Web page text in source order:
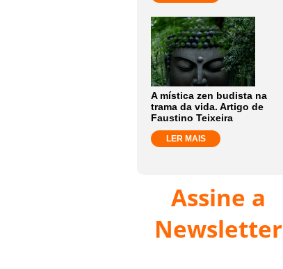
A mística zen budista na
trama da vida. Artigo de
Faustino Teixeira
LER MAIS
Assine a
Newsletter